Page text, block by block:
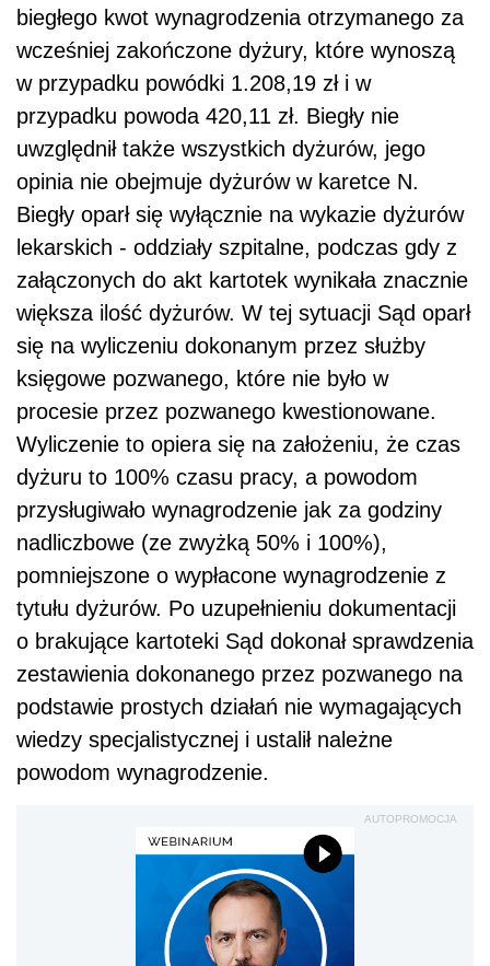
biegłego kwot wynagrodzenia otrzymanego za
wcześniej zakończone dyżury, które wynoszą
w przypadku powódki 1.208,19 zł i w
przypadku powoda 420,11 zł. Biegły nie
uwzględnił także wszystkich dyżurów, jego
opinia nie obejmuje dyżurów w karetce N.
Biegły oparł się wyłącznie na wykazie dyżurów
lekarskich - oddziały szpitalne, podczas gdy z
załączonych do akt kartotek wynikała znacznie
większa ilość dyżurów. W tej sytuacji Sąd oparł
się na wyliczeniu dokonanym przez służby
księgowe pozwanego, które nie było w
procesie przez pozwanego kwestionowane.
Wyliczenie to opiera się na założeniu, że czas
dyżuru to 100% czasu pracy, a powodom
przysługiwało wynagrodzenie jak za godziny
nadliczbowe (ze zwyżką 50% i 100%),
pomniejszone o wypłacone wynagrodzenie z
tytułu dyżurów. Po uzupełnieniu dokumentacji
o brakujące kartoteki Sąd dokonał sprawdzenia
zestawienia dokonanego przez pozwanego na
podstawie prostych działań nie wymagających
wiedzy specjalistycznej i ustalił należne
powodom wynagrodzenie.
AUTOPROMOCJA